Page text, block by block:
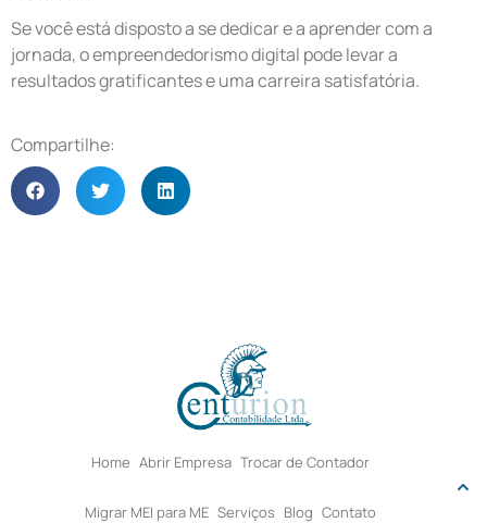
Se você está disposto a se dedicar e a aprender com a
jornada, o empreendedorismo digital pode levar a
resultados gratificantes e uma carreira satisfatória.
Compartilhe:
Home Abrir Empresa Trocar de Contador
Migrar MEI para ME Serviços Blog Contato